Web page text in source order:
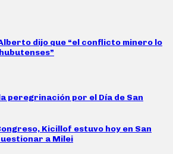
dijo que “el conflicto minero lo
peregrinación por el Día de San
Kicillof estuvo hoy en San
a Milei